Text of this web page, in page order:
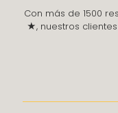
Con más de 1500
★, nuestros